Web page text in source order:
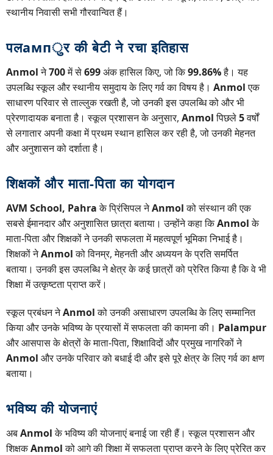
स्थानीय निवासी सभी गौरवान्वित हैं।
पलампुर की बेटी ने रचा इतिहास
Anmolने700में से699अंक हासिल किए, जो कि99.86%है। यह
उपलब्धि स्कूल और स्थानीय समुदाय के लिए गर्व का विषय है। Anmolएक
साधारण परिवार से ताल्लुक रखती है, जो उनकी इस उपलब्धि को और भी
प्रेरणादायक बनाता है। स्कूल प्रशासन के अनुसार, Anmolपिछले5वर्षों
से लगातार अपनी कक्षा में प्रथम स्थान हासिल कर रही है, जो उनकी मेहनत
और अनुशासन को दर्शाता है।
शिक्षकों और माता-पिता का योगदान
AVM School, Pahraके प्रिंसिपल नेAnmolको संस्थान की एक
सबसे ईमानदार और अनुशासित छात्रा बताया। उन्होंने कहा किAnmolके
माता-पिता और शिक्षकों ने उनकी सफलता में महत्वपूर्ण भूमिका निभाई है।
शिक्षकों नेAnmolको विनम्र, मेहनती और अध्ययन के प्रति समर्पित
बताया। उनकी इस उपलब्धि ने क्षेत्र के कई छात्रों को प्रेरित किया है कि वे भी
शिक्षा में उत्कृष्टता प्राप्त करें।
स्कूल प्रबंधन नेAnmolको उनकी असाधारण उपलब्धि के लिए सम्मानित
किया और उनके भविष्य के प्रयासों में सफलता की कामना की। Palampur
और आसपास के क्षेत्रों के माता-पिता, शिक्षाविदों और प्रमुख नागरिकों ने
Anmol और उनके परिवार को बधाई दी और इसे पूरे क्षेत्र के लिए गर्व का क्षण
बताया।
भविष्य की योजनाएं
अबAnmolके भविष्य की योजनाएं बनाई जा रही हैं। स्कूल प्रशासन और
शिक्षकAnmolको आगे की शिक्षा में सफलता प्राप्त करने के लिए प्रेरित कर